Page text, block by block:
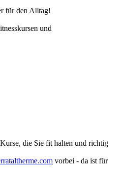
für den Alltag!
und
die Sie fit halten und richtig
vorbei - da ist für